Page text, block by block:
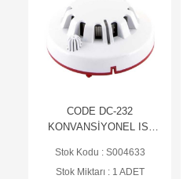
CODE DC-232
KONVANSİYONEL ISI
DEDEKTÖRÜ
Stok Kodu : S004633
Stok Miktarı : 1 ADET